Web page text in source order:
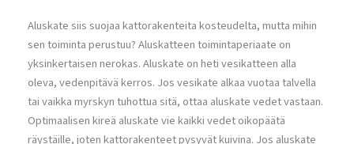
Aluskate siis suojaa kattorakenteita kosteudelta, mutta mihin
sen toiminta perustuu? Aluskatteen toimintaperiaate on
yksinkertaisen nerokas. Aluskate on heti vesikatteen alla
oleva, vedenpitävä kerros. Jos vesikate alkaa vuotaa talvella
tai vaikka myrskyn tuhottua sitä, ottaa aluskate vedet vastaan.
Optimaalisen kireä aluskate vie kaikki vedet oikopäätä
räystäille, joten kattorakenteet pysyvät kuivina. Jos aluskate